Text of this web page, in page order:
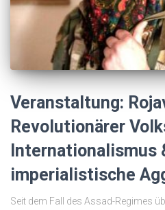
Veranstaltung:
Revolutionärer
Internationalismus
imperialistische
Seit dem Fall des Assad-Regimes